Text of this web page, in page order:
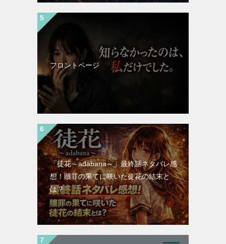
フロントページ
「徒花～adabana～」最終話ネタバレ感
想！贖罪の果てに咲いた徒花の結末と
は？